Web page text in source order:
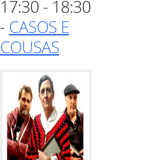
17:30 - 18:30
- CASOS E
COUSAS